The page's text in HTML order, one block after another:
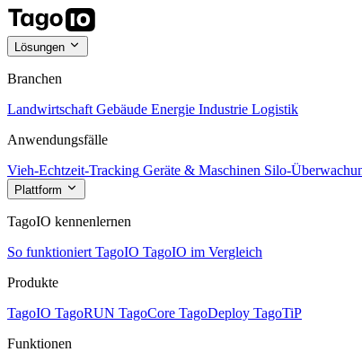
Lösungen
Branchen
Landwirtschaft Gebäude Energie Industrie Logistik
Anwendungsfälle
Vieh-Echtzeit-Tracking Geräte & Maschinen Silo-
Plattform
TagoIO kennenlernen
So funktioniert TagoIO TagoIO im Vergleich
Produkte
TagoIO TagoRUN TagoCore TagoDeploy TagoTiP
Funktionen